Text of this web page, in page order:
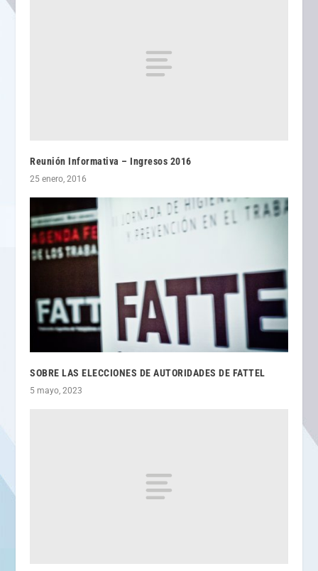
Reunión Informativa – Ingresos 2016
25 enero, 2016
SOBRE LAS ELECCIONES DE AUTORIDADES DE FATTEL
5 mayo, 2023